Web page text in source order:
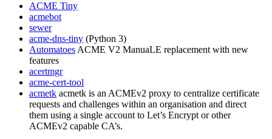
ACME Tiny
acmebot
sewer
acme-dns-tiny (Python 3)
Automatoes ACME V2 ManuaLE replacement with new
features
acertmgr
acme-cert-tool
acmetk acmetk is an ACMEv2 proxy to centralize certificate
requests and challenges within an organisation and direct
them using a single account to Let’s Encrypt or other
ACMEv2 capable CA’s.